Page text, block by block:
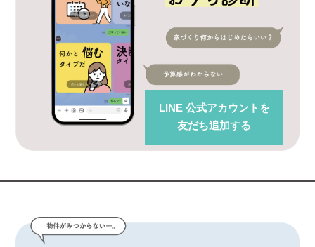
LINE 公式アカウント を
友だち追加する